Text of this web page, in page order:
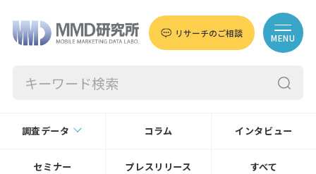
リサーチのご相談 MENU
調査データ コラム インタビュー
セミナー プレスリリース すべて